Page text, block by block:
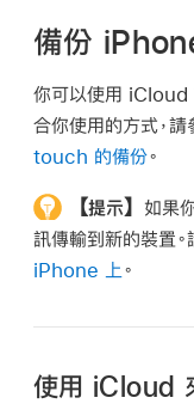
搜
尋
備份
你可以使用 iCloud
合你使用的方式，請
touch 的備份。
【提示】 如果
訊傳輸到新的裝置。
iPhone 上 。
使用 iCloud